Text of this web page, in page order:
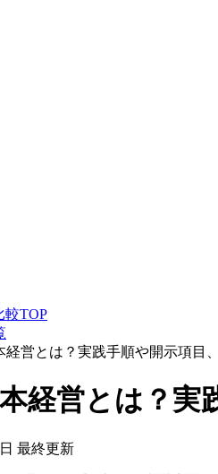
較TOP
経営とは？実践手順や開示項目
経営とは？実
最終更新